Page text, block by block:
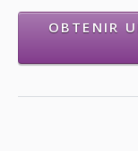
OBTENIR